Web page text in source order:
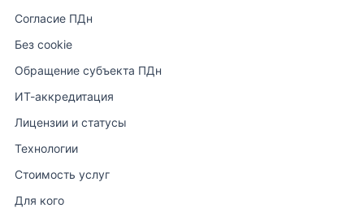
Согласие ПДн
Без cookie
Обращение субъекта ПДн
ИТ-аккредитация
Лицензии и статусы
Технологии
Стоимость услуг
Для кого